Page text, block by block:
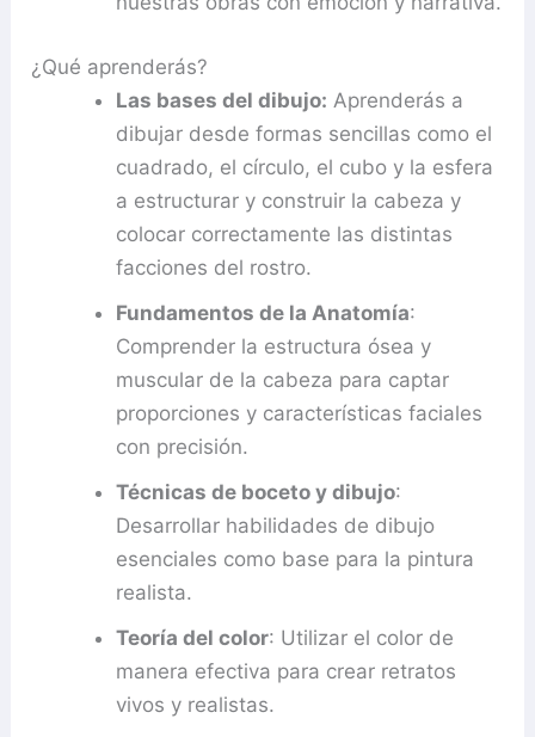
¿Qué aprenderás?
Las bases del dibujo: Aprenderás a
dibujar desde formas sencillas como el
cuadrado, el círculo, el cubo y la esfera
a estructurar y construir la cabeza y
colocar correctamente las distintas
facciones del rostro.
Fundamentos de la Anatomía:
Comprender la estructura ósea y
muscular de la cabeza para captar
proporciones y características faciales
con precisión.
Técnicas de boceto y dibujo:
Desarrollar habilidades de dibujo
esenciales como base para la pintura
realista.
Teoría del color: Utilizar el color de
manera efectiva para crear retratos
vivos y realistas.